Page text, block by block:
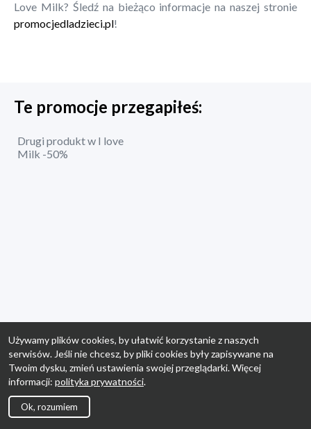
Love Milk? Śledź na bieżąco informacje na naszej stronie
promocjedladzieci.pl!
Te promocje przegapiłeś:
Drugi produkt w I love
Milk -50%
Używamy plików cookies, by ułatwić korzystanie z naszych
serwisów. Jeśli nie chcesz, by pliki cookies były zapisywane na
Twoim dysku, zmień ustawienia swojej przeglądarki. Więcej
informacji: polityka prywatności.
Ok, rozumiem